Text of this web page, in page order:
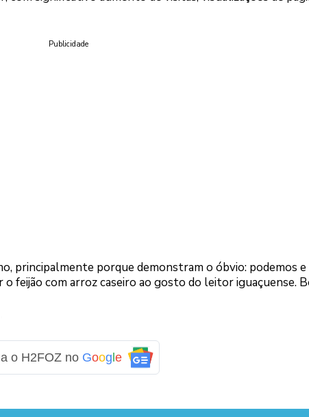
Publicidade
principalmente porque demonstram o óbvio: podemos e
o feijão com arroz caseiro ao gosto do leitor iguaçuense.
o H2FOZ no Google